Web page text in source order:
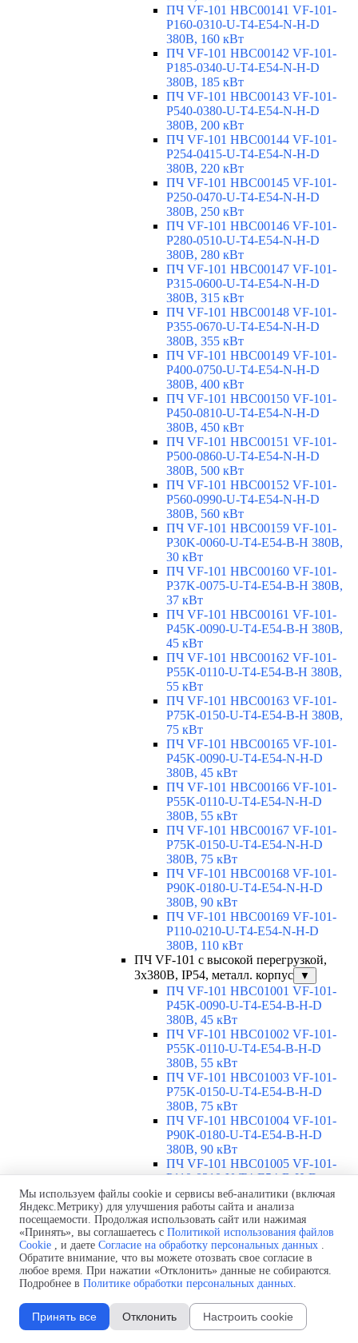
ПЧ VF-101 HBC00141 VF-101-
P160-0310-U-T4-E54-N-H-D
380В, 160 кВт
ПЧ VF-101 HBC00142 VF-101-
P185-0340-U-T4-E54-N-H-D
380В, 185 кВт
ПЧ VF-101 HBC00143 VF-101-
P540-0380-U-T4-E54-N-H-D
380В, 200 кВт
ПЧ VF-101 HBC00144 VF-101-
P254-0415-U-T4-E54-N-H-D
380В, 220 кВт
ПЧ VF-101 HBC00145 VF-101-
P250-0470-U-T4-E54-N-H-D
380В, 250 кВт
ПЧ VF-101 HBC00146 VF-101-
P280-0510-U-T4-E54-N-H-D
380В, 280 кВт
ПЧ VF-101 HBC00147 VF-101-
P315-0600-U-T4-E54-N-H-D
380В, 315 кВт
ПЧ VF-101 HBC00148 VF-101-
P355-0670-U-T4-E54-N-H-D
380В, 355 кВт
ПЧ VF-101 HBC00149 VF-101-
P400-0750-U-T4-E54-N-H-D
380В, 400 кВт
ПЧ VF-101 HBC00150 VF-101-
P450-0810-U-T4-E54-N-H-D
380В, 450 кВт
ПЧ VF-101 HBC00151 VF-101-
P500-0860-U-T4-E54-N-H-D
380В, 500 кВт
ПЧ VF-101 HBC00152 VF-101-
P560-0990-U-T4-E54-N-H-D
380В, 560 кВт
ПЧ VF-101 HBC00159 VF-101-
P30K-0060-U-T4-E54-B-H 380В,
30 кВт
ПЧ VF-101 HBC00160 VF-101-
P37K-0075-U-T4-E54-B-H 380В,
37 кВт
ПЧ VF-101 HBC00161 VF-101-
P45K-0090-U-T4-E54-B-H 380В,
45 кВт
ПЧ VF-101 HBC00162 VF-101-
P55K-0110-U-T4-E54-B-H 380В,
55 кВт
ПЧ VF-101 HBC00163 VF-101-
P75K-0150-U-T4-E54-B-H 380В,
75 кВт
ПЧ VF-101 HBC00165 VF-101-
P45K-0090-U-T4-E54-N-H-D
380В, 45 кВт
ПЧ VF-101 HBC00166 VF-101-
P55K-0110-U-T4-E54-N-H-D
380В, 55 кВт
ПЧ VF-101 HBC00167 VF-101-
P75K-0150-U-T4-E54-N-H-D
380В, 75 кВт
ПЧ VF-101 HBC00168 VF-101-
P90K-0180-U-T4-E54-N-H-D
380В, 90 кВт
ПЧ VF-101 HBC00169 VF-101-
P110-0210-U-T4-E54-N-H-D
380В, 110 кВт
ПЧ VF-101 с высокой перегрузкой,
3х380В, IP54, металл. корпус
▼
ПЧ VF-101 HBC01001 VF-101-
P45K-0090-U-T4-E54-B-H-D
380В, 45 кВт
ПЧ VF-101 HBC01002 VF-101-
P55K-0110-U-T4-E54-B-H-D
380В, 55 кВт
ПЧ VF-101 HBC01003 VF-101-
P75K-0150-U-T4-E54-B-H-D
380В, 75 кВт
ПЧ VF-101 HBC01004 VF-101-
P90K-0180-U-T4-E54-B-H-D
380В, 90 кВт
ПЧ VF-101 HBC01005 VF-101-
P110-0210-U-T4-E54-B-H-D
380В, 110 кВт
ПЧ VF-101 с высокой перегрузкой,
1х220В, IP54 ▼
ПЧ VF-101 HBC00101 VF-101-
PK75-0004-U-S2-E54-B-H 220В,
0,75 кВт
ПЧ VF-101 HBC00102 VF-101-
1,5 кВт
ПЧ VF-101 HBC00103 VF-101-
Мы используем файлы cookie и сервисы веб-аналитики (включая
Яндекс.Метрику) для улучшения работы сайта и анализа
посещаемости. Продолжая использовать сайт или нажимая
«Принять», вы соглашаетесь с Политикой использования файлов
Cookie , и даете Согласие на обработку персональных данных .
Обратите внимание, что вы можете отозвать свое согласие в
любое время. При нажатии «Отклонить» данные не собираются.
Подробнее в Политике обработки персональных данных.
Принять все Отклонить Настроить cookie